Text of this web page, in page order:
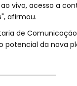
vivo, acesso a
afirmou.
de
potencial da nova